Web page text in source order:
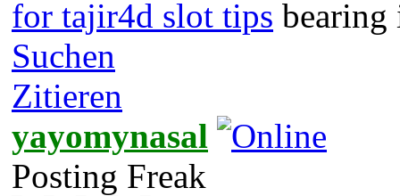
for tajir4d slot tips bearing
Suchen
Zitieren
yayomynasal
Posting Freak